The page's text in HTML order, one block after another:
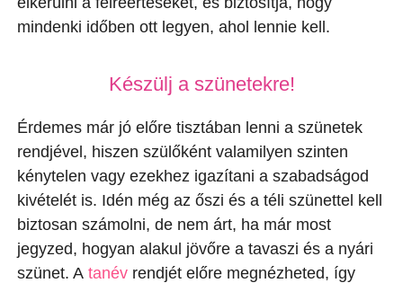
mindenki időben ott legyen, ahol lennie kell.
Készülj a szünetekre!
Érdemes már jó előre tisztában lenni a szünetek
rendjével, hiszen szülőként valamilyen szinten
kénytelen vagy ezekhez igazítani a szabadságod
kivételét is. Idén még az őszi és a téli szünettel kell
biztosan számolni, de nem árt, ha már most
jegyzed, hogyan alakul jövőre a tavaszi és a nyári
szünet. A tanévrendjét előre megnézheted, így